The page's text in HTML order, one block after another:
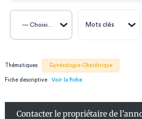
Thématiques Gynécologie-Obstétrique
Fiche descriptive
Contacter le propriétaire de